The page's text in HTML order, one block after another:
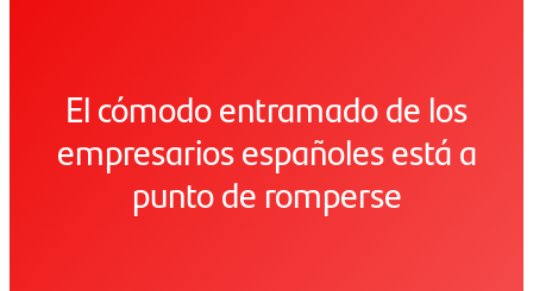
El cómodo entramado de los
empresarios españoles está a
punto de romperse